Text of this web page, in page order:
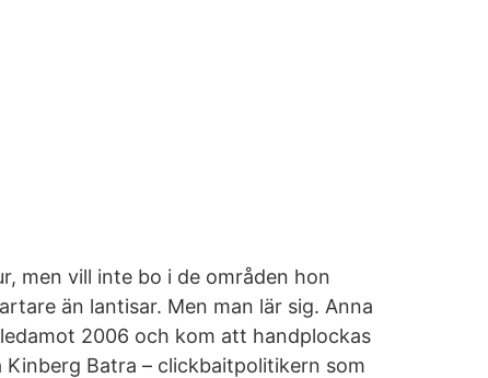
men vill inte bo i de områden hon
än lantisar. Men man lär sig. Anna
2006 och kom att handplockas
Batra – clickbaitpolitikern som